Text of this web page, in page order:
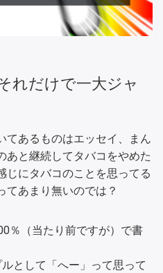
れだけで一大ジャ
てあるものはエッセイ、まん
あと継続してタバコをやめた
じにタバコのことを思ってる
てあまり無いのでは？
％（当たり前ですが）で書
として「へー」って思って